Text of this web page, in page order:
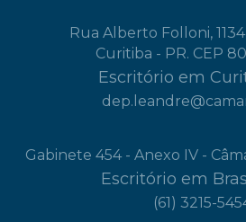
Rua Alberto Folloni,
Curitiba - PR. CEP
Escritório em
Gabinete 454 - Anexo IV -
Escritório em
(61) 3215-